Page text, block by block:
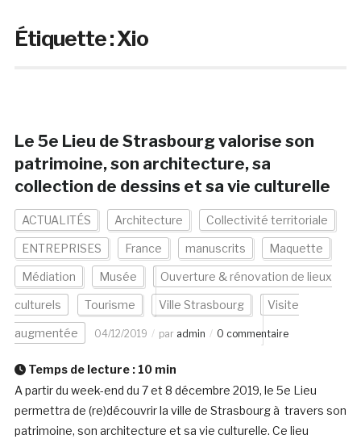
Étiquette :Xio
Le 5e Lieu de Strasbourg valorise son
patrimoine, son architecture, sa
collection de dessins et sa vie culturelle
ACTUALITÉS Architecture Collectivité territoriale
ENTREPRISES France manuscrits Maquette
Médiation Musée Ouverture & rénovation de lieux
culturels Tourisme Ville Strasbourg Visite
augmentée 04/12/2019 par admin 0 commentaire
Temps de lecture : 10 min
A partir du week-end du 7 et 8 décembre 2019, le 5e Lieu
permettra de (re)découvrir la ville de Strasbourg à travers son
patrimoine, son architecture et sa vie culturelle. Ce lieu